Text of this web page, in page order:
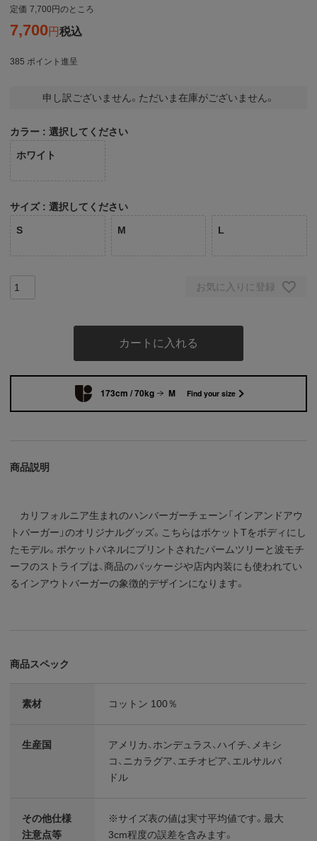
定価 7,700 のところ
7,700 税込
385 ポイント進呈
申し訳ございません。ただいま在庫がございません。
カラー 選択してください
ホワイト
サイズ 選択してください
S M L
お気に入りに登録
カートに入れる
173cm / 70kg M Find your size
商品説明
カリフォルニア生まれのハンバーガーチェーン「インアンドアウ
トバーガー」のオリジナルグッズ。こちらはポケットTをボディにし
たモデル。ポケットパネルにプリントされたパームツリーと波モチ
ーフのストライプは、商品のパッケージや店内内装にも使われてい
るインアウトバーガーの象徴的デザインになります。
商品スペック
素材 コットン 100％
生産国
アメリカ、ホンデュラス、ハイチ、メキシ
コ、ニカラグア、エチオピア、エルサルバ
ドル
その他仕様
注意点等
※サイズ表の値は実寸平均値です。最大
3cm程度の誤差を含みます。